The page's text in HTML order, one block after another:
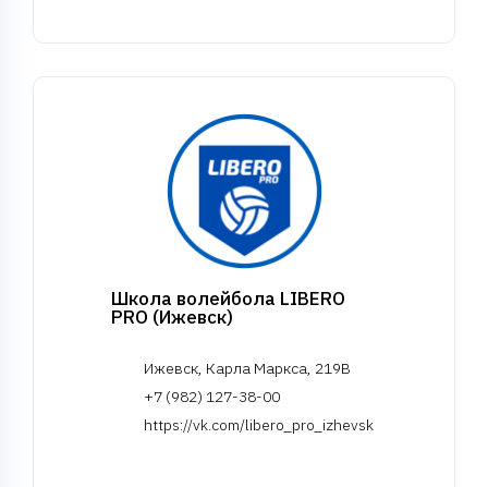
Школа волейбола LIBERO
PRO (Ижевск)
Ижевск, Карла Маркса, 219В
+7 (982) 127-38-00
https://vk.com/libero_pro_izhevsk